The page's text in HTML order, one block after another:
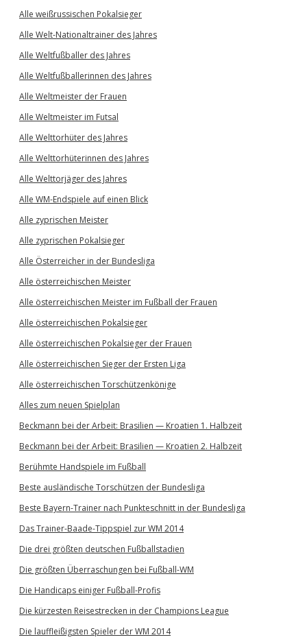
Alle weißrussischen Pokalsieger
Alle Welt-Nationaltrainer des Jahres
Alle Weltfußballer des Jahres
Alle Weltfußballerinnen des Jahres
Alle Weltmeister der Frauen
Alle Weltmeister im Futsal
Alle Welttorhüter des Jahres
Alle Welttorhüterinnen des Jahres
Alle Welttorjäger des Jahres
Alle WM-Endspiele auf einen Blick
Alle zyprischen Meister
Alle zyprischen Pokalsieger
Alle Österreicher in der Bundesliga
Alle österreichischen Meister
Alle österreichischen Meister im Fußball der Frauen
Alle österreichischen Pokalsieger
Alle österreichischen Pokalsieger der Frauen
Alle österreichischen Sieger der Ersten Liga
Alle österreichischen Torschützenkönige
Alles zum neuen Spielplan
Beckmann bei der Arbeit: Brasilien — Kroatien 1. Halbzeit
Beckmann bei der Arbeit: Brasilien — Kroatien 2. Halbzeit
Berühmte Handspiele im Fußball
Beste ausländische Torschützen der Bundesliga
Beste Bayern-Trainer nach Punkteschnitt in der Bundesliga
Das Trainer-Baade-Tippspiel zur WM 2014
Die drei größten deutschen Fußballstadien
Die größten Überraschungen bei Fußball-WM
Die Handicaps einiger Fußball-Profis
Die kürzesten Reisestrecken in der Champions League
Die lauffleißigsten Spieler der WM 2014